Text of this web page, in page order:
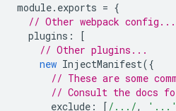
module. exports = {
// Other webpack config...
plugins :
[
// Other plugins...
new InjectManifest({
// These are some
// Consult the docs
exclude : [ /.../, '...'